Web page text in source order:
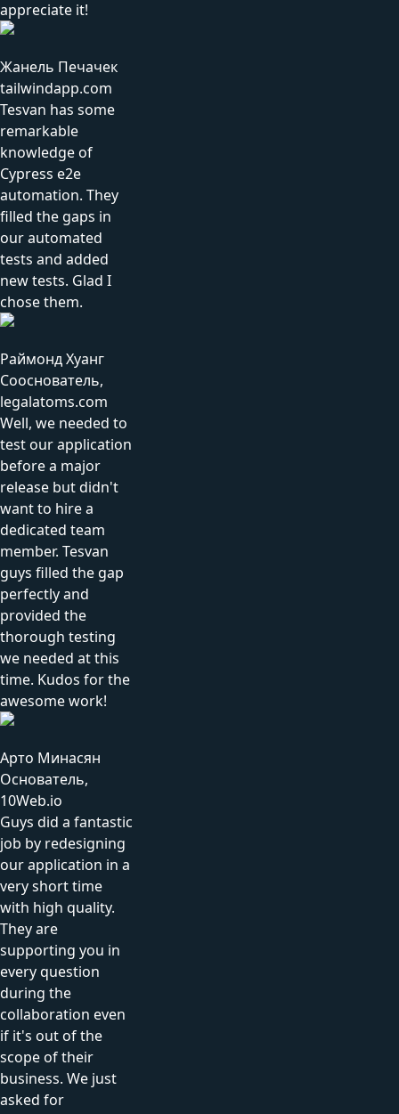
appreciate it!
Жанель Печачек
tailwindapp.com
Tesvan has some
remarkable
knowledge of
Cypress e2e
automation. They
filled the gaps in
our automated
tests and added
new tests. Glad I
chose them.
Раймонд Хуанг
Сооснователь,
legalatoms.com
Well, we needed to
test our application
before a major
release but didn't
want to hire a
dedicated team
member. Tesvan
guys filled the gap
perfectly and
provided the
thorough testing
we needed at this
time. Kudos for the
awesome work!
Арто Минасян
Основатель,
10Web.io
Guys did a fantastic
job by redesigning
our application in a
very short time
with high quality.
They are
supporting you in
every question
during the
collaboration even
if it's out of the
scope of their
business. We just
asked for